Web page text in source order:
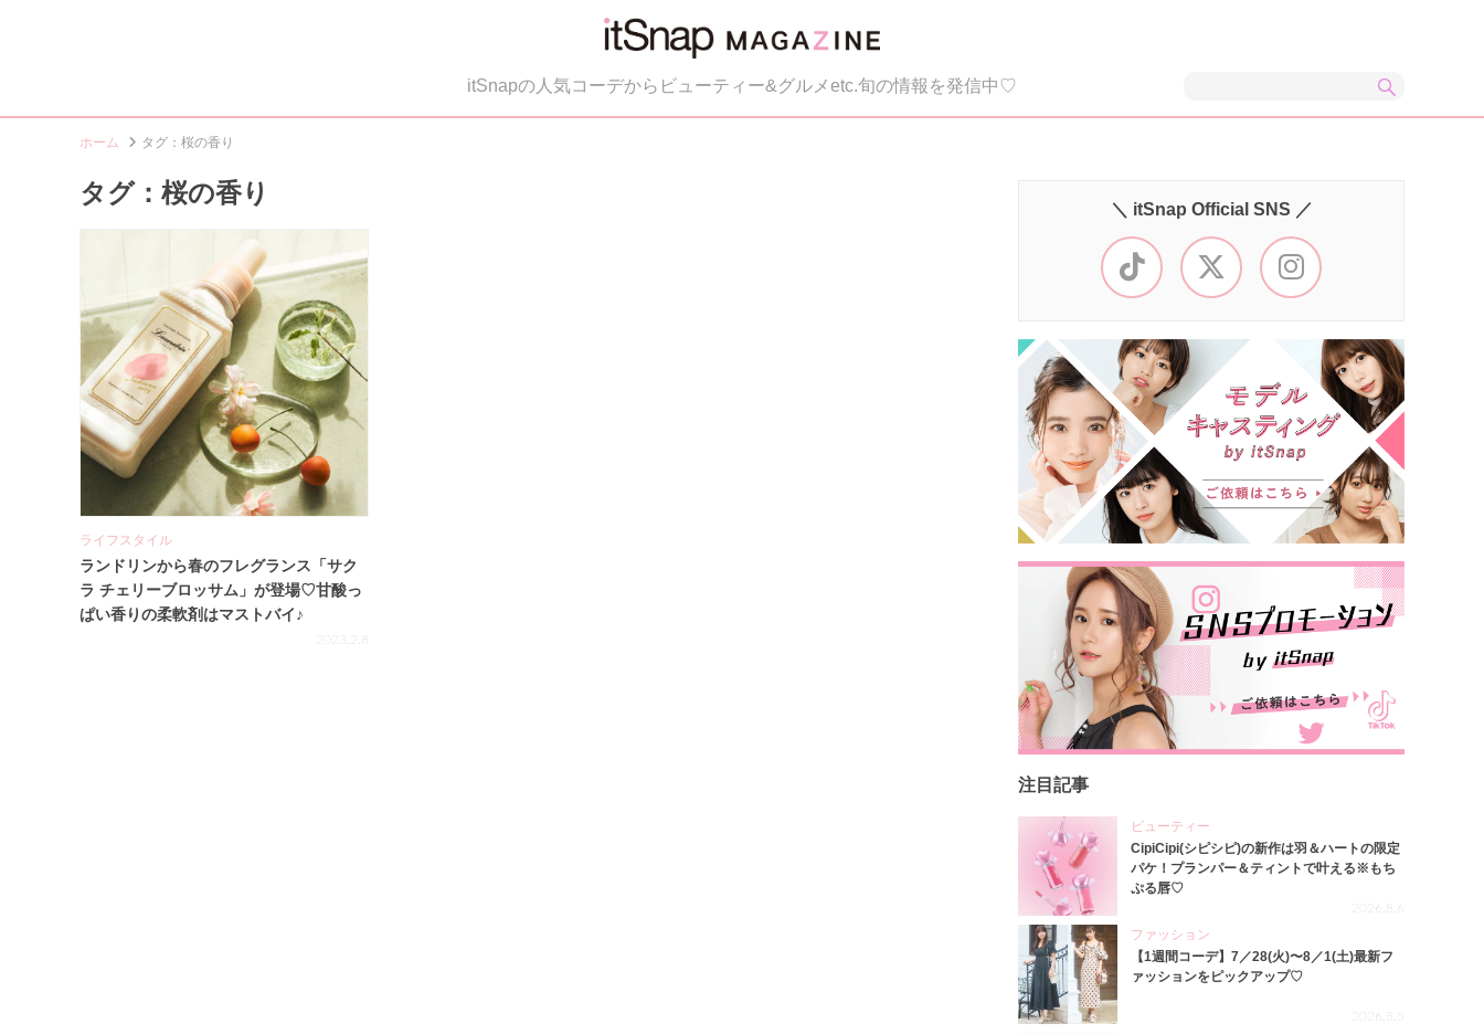
itSnapの人気コーデからビューティー&グルメetc.旬の情報を発信中♡
ホーム タグ：桜の香り
タグ：桜の香り
ライフスタイル
ランドリンから春のフレグランス「サク
ラ チェリーブロッサム」が登場♡甘酸っ
ぱい香りの柔軟剤はマストバイ♪
2023.2.8
＼ itSnap Official SNS ／
注目記事
ビューティー
CipiCipi(シピシピ)の新作は羽＆ハートの限定
パケ！プランパー＆ティントで叶える※もち
ぷる唇♡
2026.8.6
ファッション
【1週間コーデ】7／28(火)〜8／1(土)最新フ
ァッションをピックアップ♡
2026.8.5